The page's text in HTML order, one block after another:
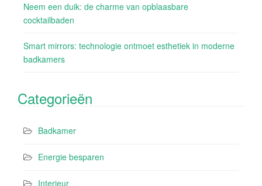
Neem een duik: de charme van opblaasbare
cocktailbaden
Smart mirrors: technologie ontmoet esthetiek in moderne
badkamers
Categorieën
Badkamer
Energie besparen
Interieur